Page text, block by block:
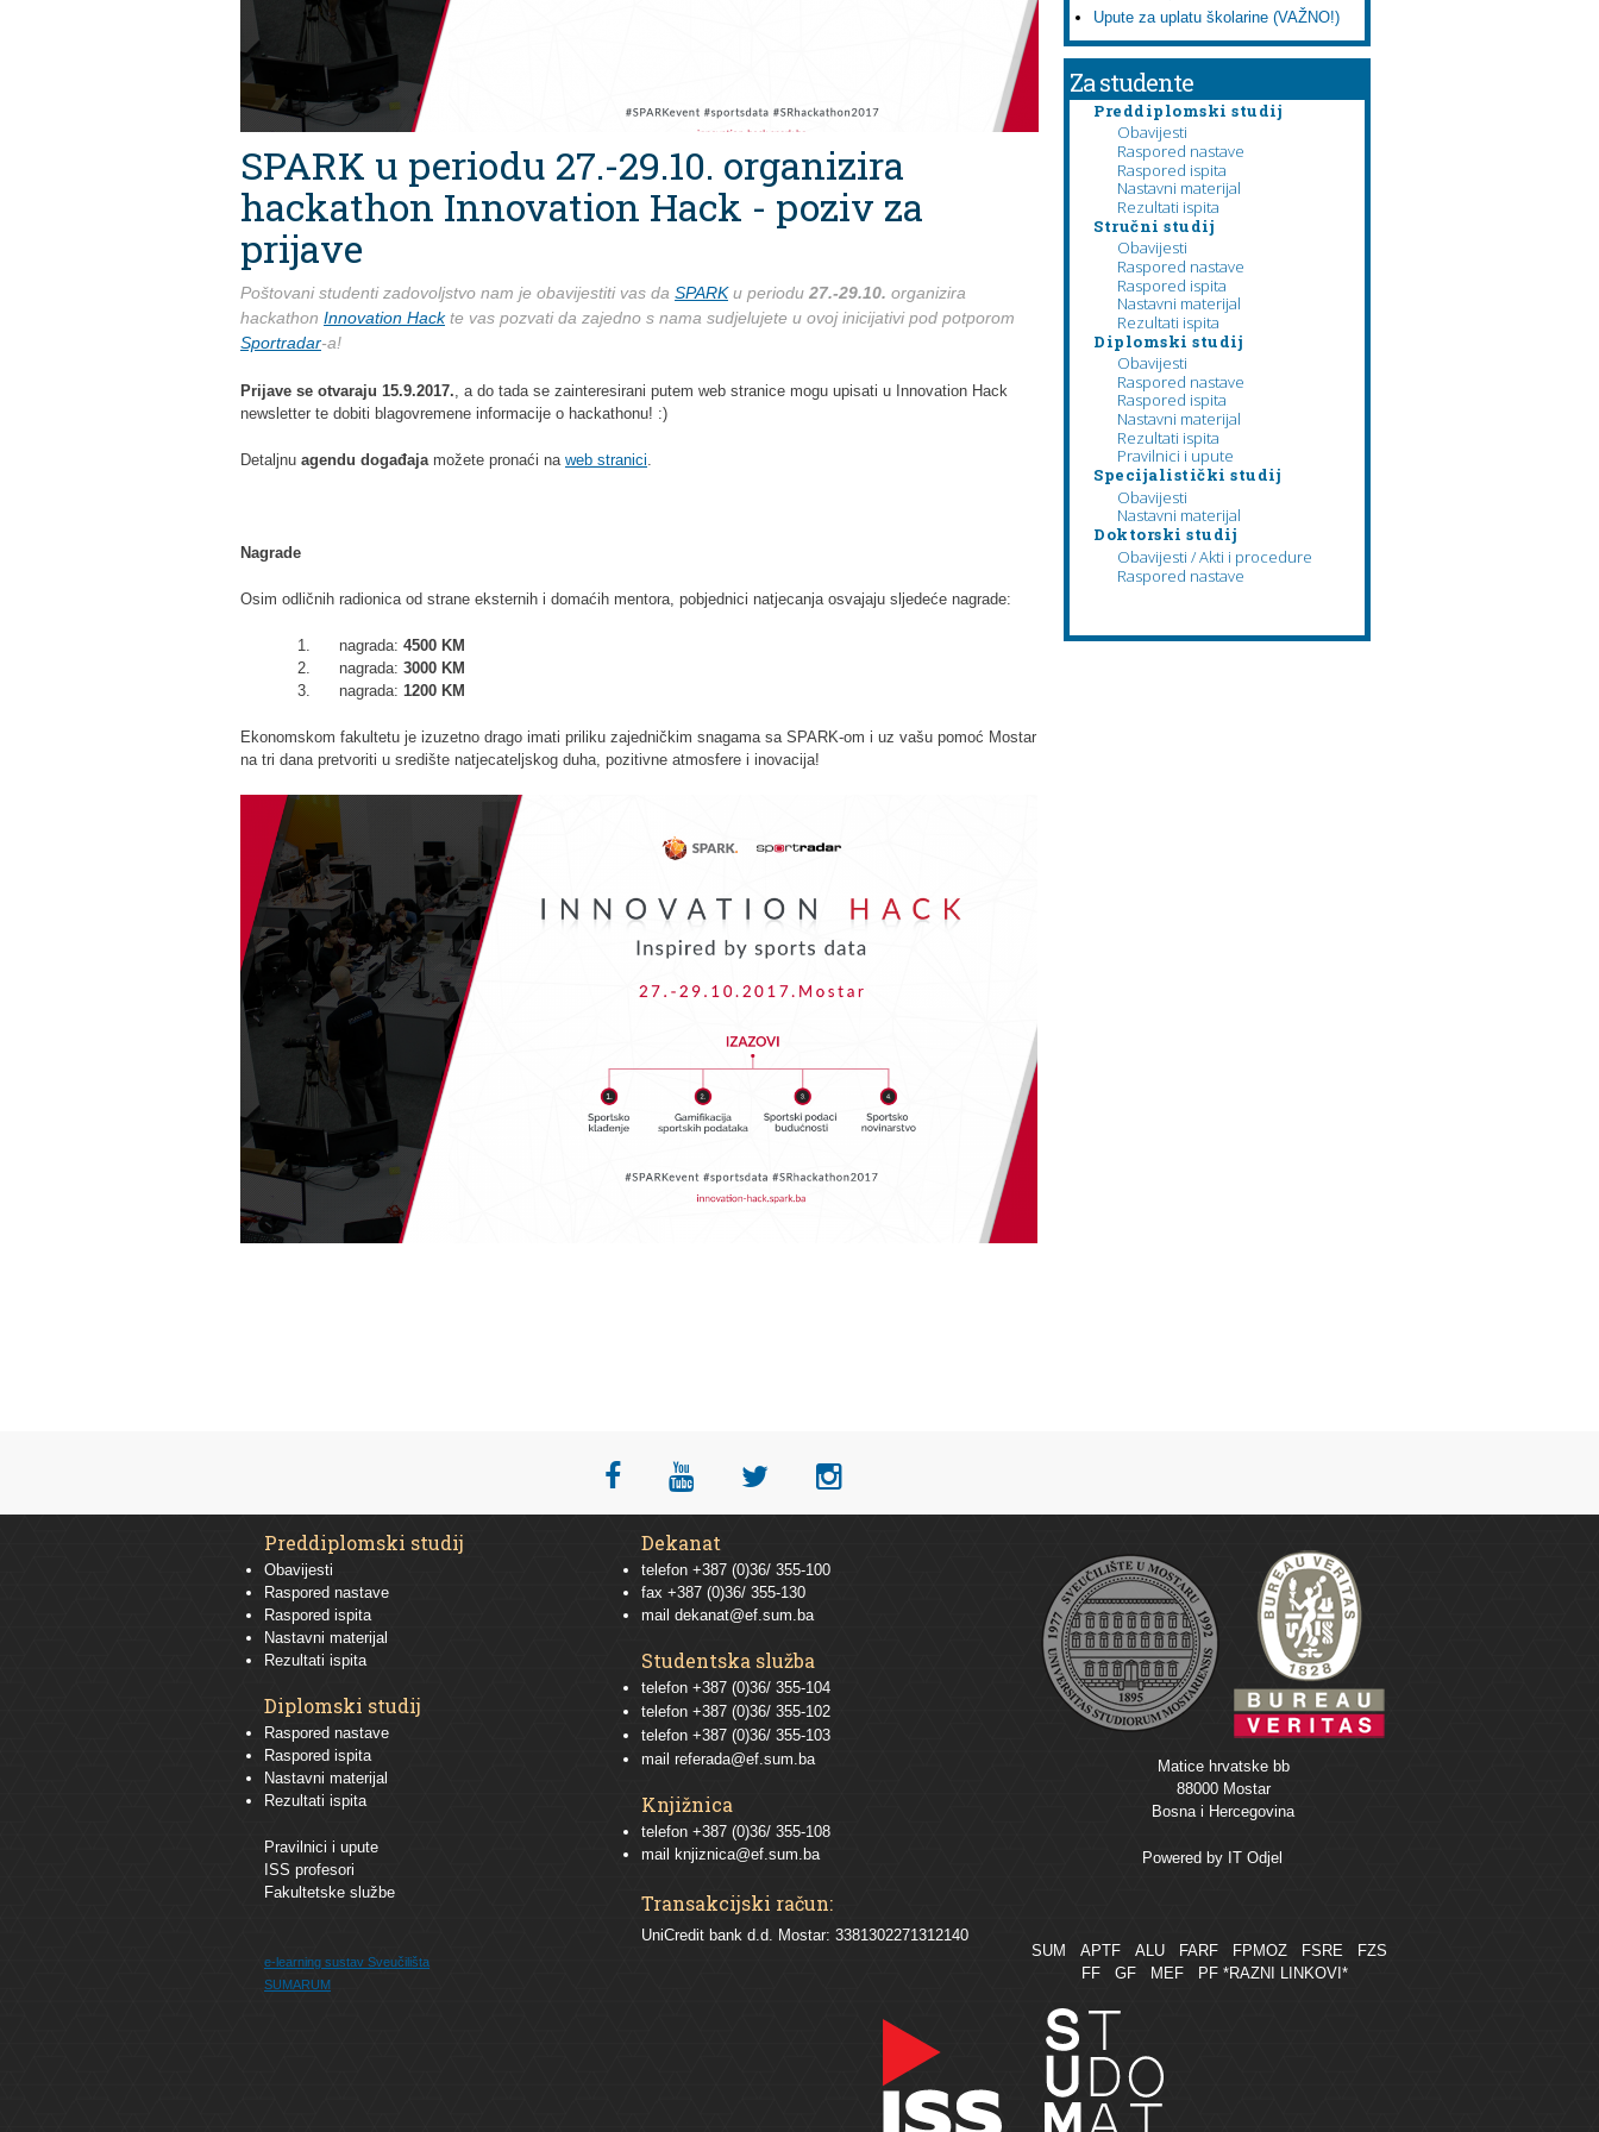
SPARK u periodu 27.-29.10. organizira
hackathon Innovation Hack - poziv za
prijave
Poštovani studenti zadovoljstvo nam je obavijestiti vas da SPARKu periodu 27.-29.10. organizira
hackathon Innovation Hackte vas pozvati da zajedno s nama sudjelujete u ovoj inicijativi pod potporom
Sportradar-a!
Prijave se otvaraju 15.9.2017., a do tada se zainteresirani putem web stranice mogu upisati u Innovation Hack
newsletter te dobiti blagovremene informacije o hackathonu! :)
Detaljnu agendu događajamožete pronaći na web stranici.
Nagrade
Osim odličnih radionica od strane eksternih i domaćih mentora, pobjednici natjecanja osvajaju sljedeće nagrade:
1. nagrada: 4500 KM
2. nagrada: 3000 KM
3. nagrada: 1200 KM
Ekonomskom fakultetu je izuzetno drago imati priliku zajedničkim snagama sa SPARK-om i uz vašu pomoć Mostar
na tri dana pretvoriti u središte natjecateljskog duha, pozitivne atmosfere i inovacija!
Upute za uplatu školarine (VAŽNO!)
Za studente
Preddiplomski studij
Obavijesti
Raspored nastave
Raspored ispita
Nastavni materijal
Rezultati ispita
Stručni studij
Obavijesti
Raspored nastave
Raspored ispita
Nastavni materijal
Rezultati ispita
Diplomski studij
Obavijesti
Raspored nastave
Raspored ispita
Nastavni materijal
Rezultati ispita
Pravilnici i upute
Specijalistički studij
Obavijesti
Nastavni materijal
Doktorski studij
Obavijesti / Akti i procedure
Raspored nastave
Preddiplomski studij
Obavijesti
Raspored nastave
Raspored ispita
Nastavni materijal
Rezultati ispita
Diplomski studij
Raspored nastave
Raspored ispita
Nastavni materijal
Rezultati ispita
Pravilnici i upute
ISS profesori
Fakultetske službe
e-learning sustav Sveučilišta
SUMARUM
Dekanat
telefon +387 (0)36/ 355-100
fax +387 (0)36/ 355-130
mail dekanat@ef.sum.ba
Studentska služba
telefon +387 (0)36/ 355-104
telefon +387 (0)36/ 355-102
telefon +387 (0)36/ 355-103
mail referada@ef.sum.ba
Knjižnica
telefon +387 (0)36/ 355-108
mail knjiznica@ef.sum.ba
Transakcijski račun:
UniCredit bank d.d. Mostar: 3381302271312140
Matice hrvatske bb
88000 Mostar
Bosna i Hercegovina
Powered by IT Odjel
SUM APTF ALU FARF FPMOZ FSRE
FZS
FF
GF MEF PF *RAZNI LINKOVI*